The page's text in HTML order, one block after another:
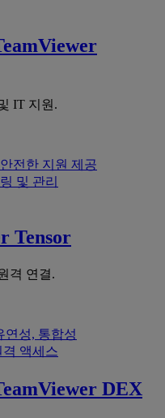
IT 지원.
전한 지원 제공
및 관리
Tensor
격 연결.
연성, 통합성
액세스
DEX